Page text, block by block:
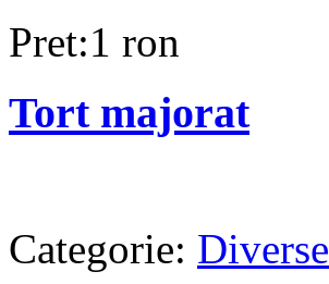
Pret:1 ron
Tort majorat
Categorie: Diverse